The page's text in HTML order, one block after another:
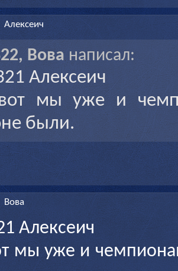
Алексеич
Вованаписал:
Алексеич
мы уже и
были.
Вова
Алексеич
мы уже и